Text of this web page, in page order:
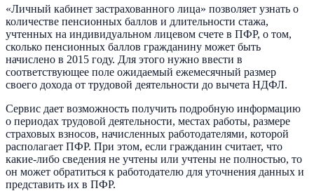
«Личный кабинет застрахованного лица» позволяет узнать о
количестве пенсионных баллов и длительности стажа,
учтенных на индивидуальном лицевом счете в ПФР, о том,
сколько пенсионных баллов гражданину может быть
начислено в 2015 году. Для этого нужно ввести в
соответствующее поле ожидаемый ежемесячный размер
своего дохода от трудовой деятельности до вычета НДФЛ.
Сервис дает возможность получить подробную информацию
о периодах трудовой деятельности, местах работы, размере
страховых взносов, начисленных работодателями, которой
располагает ПФР. При этом, если гражданин считает, что
какие-либо сведения не учтены или учтены не полностью, то
он может обратиться к работодателю для уточнения данных и
представить их в ПФР.